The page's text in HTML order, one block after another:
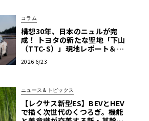
コラム
構想30年、日本のニュルが完
成！ トヨタの新たな聖地「下山
（TTC-S）」現地レポート＆新
2026 6/23
ニュース＆トピックス
【レクサス新型ES】BEVとHEV
で描く次世代のくつろぎ。機能